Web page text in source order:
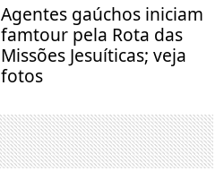
Agentes gaúchos iniciam
famtour pela Rota das
Missões Jesuíticas; veja
fotos